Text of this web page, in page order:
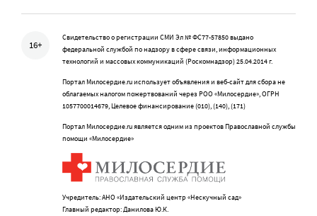
16+
Свидетельство о регистрации СМИ Эл № ФС77-57850 выдано
федеральной службой по надзору в сфере связи, информационных
технологий и массовых коммуникаций (Роскомнадзор) 25.04.2014 г.
Портал Милосердие.ru использует объявления и веб-сайт для сбора не
облагаемых налогом пожертвований через РОО «Милосердие», ОГРН
1057700014679, Целевое финансирование (010), (140), (171)
Портал Милосердие.ru является одним из проектов Православной службы
помощи «Милосердие»
Учредитель: АНО «Издательский центр «Нескучный сад»
Главный редактор: Данилова Ю.К.